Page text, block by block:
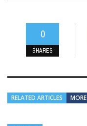
0
SHARES
RELATED ARTICLES